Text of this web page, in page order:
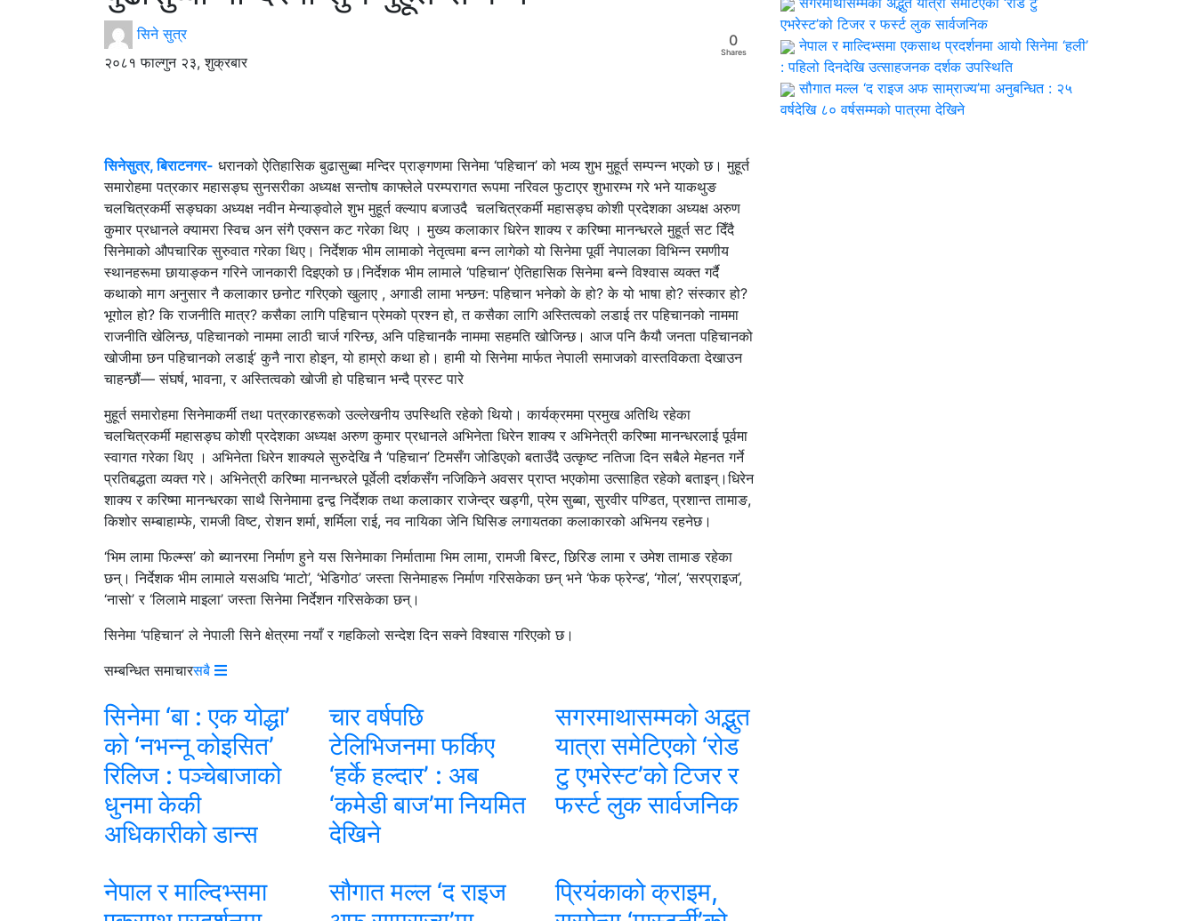
सिने सुत्र
२०८१ फाल्गुन २३, शुक्रबार
0
Shares
सिनेसुत्र, बिराटनगर- धरानको ऐतिहासिक बुढासुब्बा मन्दिर प्राङ्गणमा सिनेमा ‘पहिचान’ को भव्य शुभ मुहूर्त सम्पन्न भएको छ। मुहूर्त
समारोहमा पत्रकार महासङ्घ सुनसरीका अध्यक्ष सन्तोष काफ्लेले परम्परागत रूपमा नरिवल फुटाएर शुभारम्भ गरे भने याकथुङ
चलचित्रकर्मी सङ्घका अध्यक्ष नवीन मेन्याङ्वोले शुभ मुहूर्त क्ल्याप बजाउदै चलचित्रकर्मी महासङ्घ कोशी प्रदेशका अध्यक्ष अरुण
कुमार प्रधानले क्यामरा स्विच अन संगै एक्सन कट गरेका थिए । मुख्य कलाकार धिरेन शाक्य र करिष्मा मानन्धरले मुहूर्त सट दिँदै
सिनेमाको औपचारिक सुरुवात गरेका थिए। निर्देशक भीम लामाको नेतृत्वमा बन्न लागेको यो सिनेमा पूर्वी नेपालका विभिन्न रमणीय
स्थानहरूमा छायाङ्कन गरिने जानकारी दिइएको छ।निर्देशक भीम लामाले ‘पहिचान’ ऐतिहासिक सिनेमा बन्ने विश्वास व्यक्त गर्दै
कथाको माग अनुसार नै कलाकार छनोट गरिएको खुलाए , अगाडी लामा भन्छन: पहिचान भनेको के हो? के यो भाषा हो? संस्कार हो?
भूगोल हो? कि राजनीति मात्र? कसैका लागि पहिचान प्रेमको प्रश्न हो, त कसैका लागि अस्तित्वको लडाई तर पहिचानको नाममा
राजनीति खेलिन्छ, पहिचानको नाममा लाठी चार्ज गरिन्छ, अनि पहिचानकै नाममा सहमति खोजिन्छ। आज पनि कैयौ जनता पहिचानको
खोजीमा छन पहिचानको लडाई’ कुनै नारा होइन, यो हाम्रो कथा हो। हामी यो सिनेमा मार्फत नेपाली समाजको वास्तविकता देखाउन
चाहन्छौं— संघर्ष, भावना, र अस्तित्वको खोजी हो पहिचान भन्दै प्रस्ट पारे
मुहूर्त समारोहमा सिनेमाकर्मी तथा पत्रकारहरूको उल्लेखनीय उपस्थिति रहेको थियो। कार्यक्रममा प्रमुख अतिथि रहेका
चलचित्रकर्मी महासङ्घ कोशी प्रदेशका अध्यक्ष अरुण कुमार प्रधानले अभिनेता धिरेन शाक्य र अभिनेत्री करिष्मा मानन्धरलाई पूर्वमा
स्वागत गरेका थिए । अभिनेता धिरेन शाक्यले सुरुदेखि नै ‘पहिचान’ टिमसँग जोडिएको बताउँदै उत्कृष्ट नतिजा दिन सबैले मेहनत गर्ने
प्रतिबद्धता व्यक्त गरे। अभिनेत्री करिष्मा मानन्धरले पूर्वेली दर्शकसँग नजिकिने अवसर प्राप्त भएकोमा उत्साहित रहेको बताइन्।धिरेन
शाक्य र करिष्मा मानन्धरका साथै सिनेमामा द्वन्द्व निर्देशक तथा कलाकार राजेन्द्र खड्गी, प्रेम सुब्बा, सुरवीर पण्डित, प्रशान्त तामाङ,
किशोर सम्बाहाम्फे, रामजी विष्ट, रोशन शर्मा, शर्मिला राई, नव नायिका जेनि घिसिङ लगायतका कलाकारको अभिनय रहनेछ।
‘भिम लामा फिल्म्स’ को ब्यानरमा निर्माण हुने यस सिनेमाका निर्मातामा भिम लामा, रामजी बिस्ट, छिरिङ लामा र उमेश तामाङ रहेका
छन्। निर्देशक भीम लामाले यसअघि ‘माटो’, ‘भेडिगोठ’ जस्ता सिनेमाहरू निर्माण गरिसकेका छन् भने ‘फेक फ्रेन्ड’, ‘गोल’, ‘सरप्राइज’,
‘नासो’ र ‘लिलामे माइला’ जस्ता सिनेमा निर्देशन गरिसकेका छन्।
सिनेमा ‘पहिचान’ ले नेपाली सिने क्षेत्रमा नयाँ र गहकिलो सन्देश दिन सक्ने विश्वास गरिएको छ।
सम्बन्धित समाचारसबै
सिनेमा ‘बा : एक योद्धा’
को ‘नभन्नू कोइसित’
रिलिज : पञ्चेबाजाको
धुनमा केकी
अधिकारीको डान्स
चार वर्षपछि
टेलिभिजनमा फर्किए
‘हर्के हल्दार’ : अब
‘कमेडी बाज’मा नियमित
देखिने
सगरमाथासम्मको अद्भुत
यात्रा समेटिएको ‘रोड
टु एभरेस्ट’को टिजर र
फर्स्ट लुक सार्वजनिक
नेपाल र माल्दिभ्समा
सौगात मल्ल ‘द राइज
प्रियंकाको क्राइम,
एभरेस्ट’को टिजर र फर्स्ट लुक सार्वजनिक
नेपाल र माल्दिभ्समा एकसाथ प्रदर्शनमा आयो सिनेमा ‘हली’
: पहिलो दिनदेखि उत्साहजनक दर्शक उपस्थिति
सौगात मल्ल ‘द राइज अफ साम्राज्य’मा अनुबन्धित : २५
वर्षदेखि ८० वर्षसम्मको पात्रमा देखिने